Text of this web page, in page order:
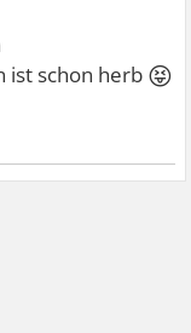
ist schon herb 😝